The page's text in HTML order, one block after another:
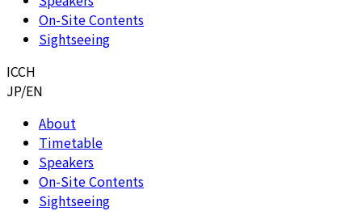
On-Site Contents
Sightseeing
ICCH
JP/EN
About
Timetable
Speakers
On-Site Contents
Sightseeing